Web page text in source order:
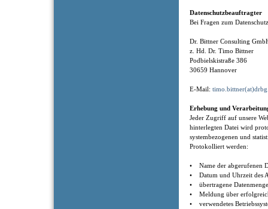
Datenschutzbeauftragter
Bei Fragen zum
Dr. Bittner Consulting
z. Hd. Dr. Timo Bittner
Podbielskistraße 386
30659 Hannover
E-Mail:
Erhebung und
Jeder Zugriff auf unsere
hinterlegten Datei wird
systembezogenen und
Protokolliert werden:
• Name der abgerufenen
• Datum und Uhrzeit des
• übertragene
• Meldung über
• verwendetes